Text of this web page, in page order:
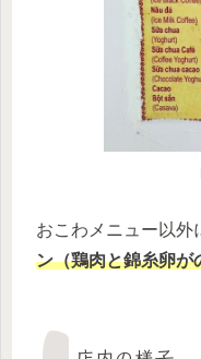
おこわメニュー以外
ン（鶏肉と錦糸卵が